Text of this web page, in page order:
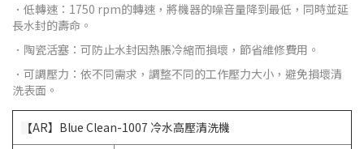
．低轉速：1750 rpm的轉速，將機器的噪音量降到最低，同時並延
長水封的壽命。
．陶瓷活塞：可防止水封因熱脹冷縮而損壞，節省維修費用。
．可調壓力：依不同需求，調整不同的工作壓力大小，避免損壞清
洗表面。
【AR】Blue Clean-1007 冷水高壓清洗機